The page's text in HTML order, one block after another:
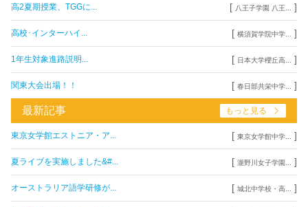
高2夏期授業、TGGに... [ 八王子学園 八王... ]
高校･インターハイ... [ 横須賀学院中学... ]
1年生対象進路説明... [ 日本大学櫻丘高... ]
関東大会出場！！ [ 春日部共栄中学... ]
最新記事 もっと見る
東京女学館エストニア・ア... [ 東京女学館中学... ]
夏ライブを実施しました&#... [ 瀧野川女子学園... ]
オーストラリア語学研修が... [ 城北中学校・高... ]